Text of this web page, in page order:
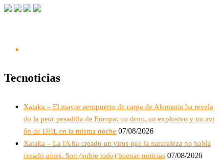
Tecnoticias
Xataka – El mayor aeropuerto de carga de Alemania ha revela
do la peor pesadilla de Europa: un dron, un explosivo y un avi
ón de DHL en la misma noche 07/08/2026
Xataka – La IA ha creado un virus que la naturaleza no había
creado antes. Son (sobre todo) buenas noticias 07/08/2026